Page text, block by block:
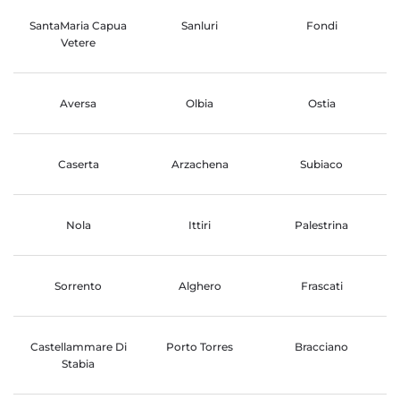
SantaMaria Capua
Vetere
Sanluri Fondi
Aversa Olbia Ostia
Caserta Arzachena Subiaco
Nola Ittiri Palestrina
Sorrento Alghero Frascati
Castellammare Di
Stabia
Porto Torres Bracciano